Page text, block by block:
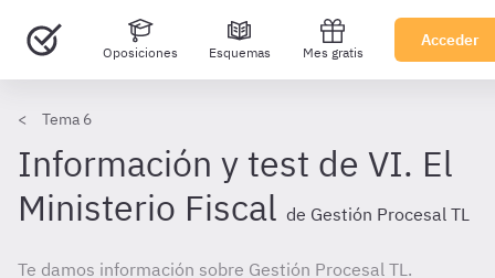
Oposiciones Esquemas Mes gratis
Acceder
Tema 6
Información y test de VI. El
Ministerio Fiscal de Gestión Procesal TL
Te damos información sobre Gestión Procesal TL.